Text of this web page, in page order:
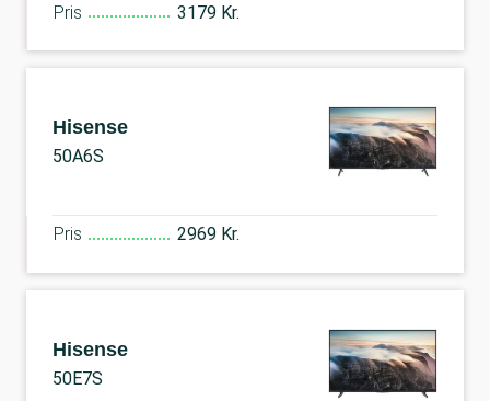
Pris 3179 Kr.
Hisense
50A6S
Pris 2969 Kr.
Hisense
50E7S